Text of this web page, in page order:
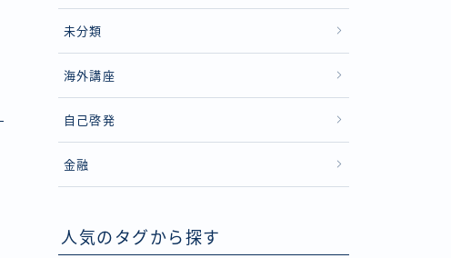
未分類
海外講座
自己啓発
金融
人気のタグから探す